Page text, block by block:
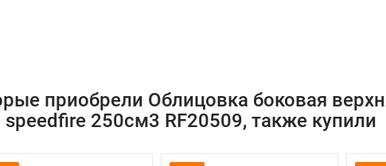
приобрели Облицовка боковая
speedfire 250см3 RF20509, также купили